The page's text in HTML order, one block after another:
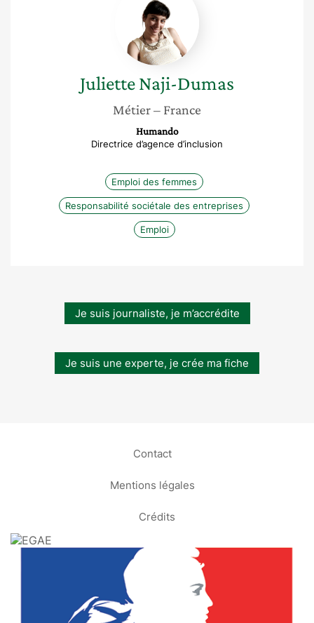
Dumas
JulietteNaji-Dumas
Métier– France
Humando
Directrice d’agence d’inclusion
Emploi des femmes
Responsabilité sociétale des entreprises
Emploi
Je suis journaliste, je m’accrédite
Je suis une experte, je crée ma fiche
Contact
Mentions légales
Crédits